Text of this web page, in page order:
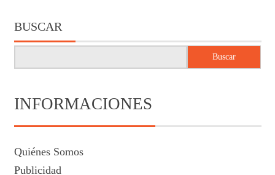
BUSCAR
Buscar
INFORMACIONES
Quiénes Somos
Publicidad